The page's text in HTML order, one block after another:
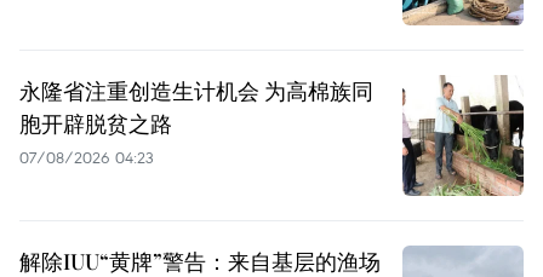
永隆省注重创造生计机会 为高棉族同
胞开辟脱贫之路
07/08/2026 04:23
解除IUU“黄牌”警告：来自基层的渔场